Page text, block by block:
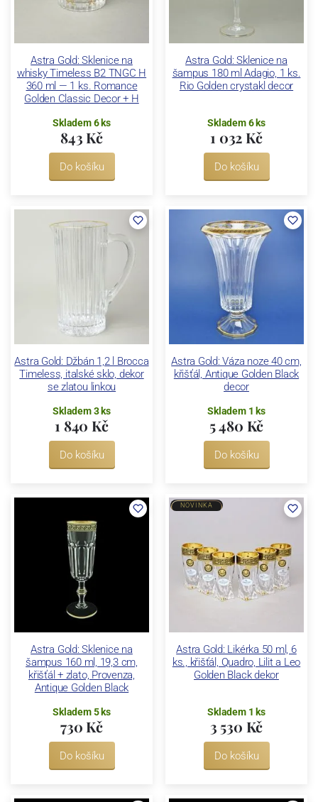
Astra Gold: Sklenice na
whisky Timeless B2 TNGC H
360 ml — 1 ks. Romance
Golden Classic Decor + H
Skladem 6 ks
843 Kč
Do košíku
Astra Gold: Sklenice na
šampus 180 ml Adagio, 1 ks.
Rio Golden crystakl decor
Skladem 6 ks
1 032 Kč
Do košíku
Astra Gold: Džbán 1,2 l Brocca
Timeless, italské sklo, dekor
se zlatou linkou
Skladem 3 ks
1 840 Kč
Do košíku
Astra Gold: Váza noze 40 cm,
křišťál, Antique Golden Black
decor
Skladem 1 ks
5 480 Kč
Do košíku
Astra Gold: Sklenice na
šampus 160 ml, 19,3 cm,
křišťál + zlato, Provenza,
Antique Golden Black
Skladem 5 ks
730 Kč
Do košíku
Astra Gold: Likérka 50 ml, 6
ks., křišťál, Quadro, Lilit a Leo
Golden Black dekor
NOVINKA
Skladem 1 ks
3 530 Kč
Do košíku